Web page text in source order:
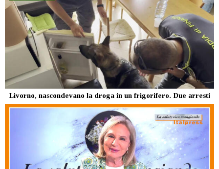
Livorno, nascondevano la droga in un frigorifero. Due arresti